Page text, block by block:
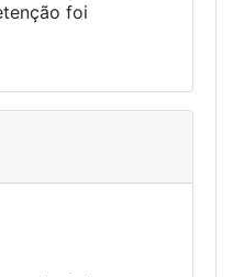
foi